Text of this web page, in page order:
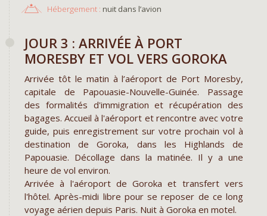
Hébergement : nuit dans l’avion
JOUR 3 : ARRIVÉE À PORT
MORESBY ET VOL VERS GOROKA
Arrivée tôt le matin à l’aéroport de Port Moresby,
capitale de Papouasie-Nouvelle-Guinée. Passage
des formalités d'immigration et récupération des
bagages. Accueil à l'aéroport et rencontre avec votre
guide, puis enregistrement sur votre prochain vol à
destination de Goroka, dans les Highlands de
Papouasie. Décollage dans la matinée. Il y a une
heure de vol environ.
Arrivée à l'aéroport de Goroka et transfert vers
l'hôtel. Après-midi libre pour se reposer de ce long
voyage aérien depuis Paris. Nuit à Goroka en motel.